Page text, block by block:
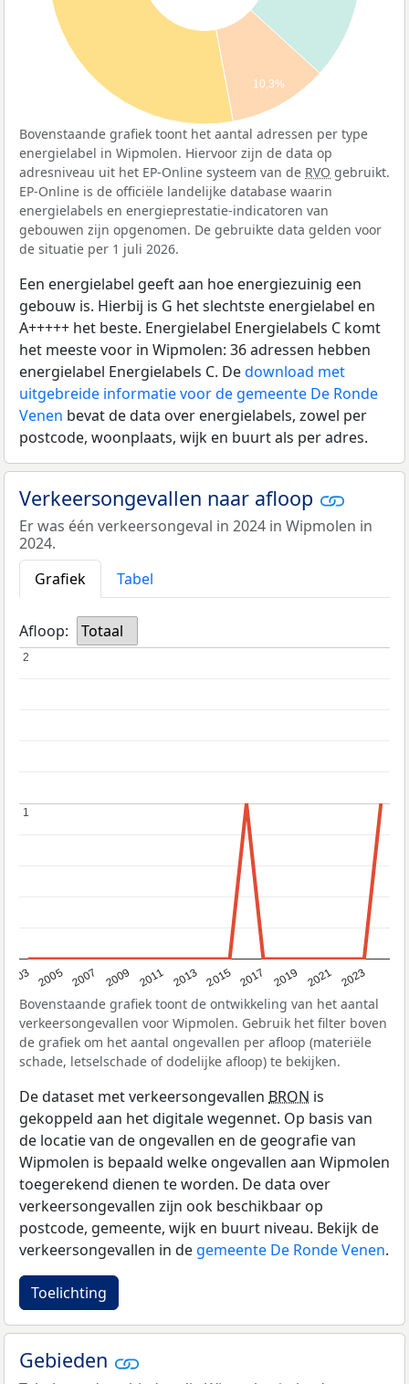
10,3%
Bovenstaande grafiek toont het aantal adressen per type
energielabel in Wipmolen. Hiervoor zijn de data op
adresniveau uit het EP-Online systeem van de RVO gebruikt.
EP-Online is de officiële landelijke database waarin
energielabels en energieprestatie-indicatoren van
gebouwen zijn opgenomen. De gebruikte data gelden voor
de situatie per 1 juli 2026.
Een energielabel geeft aan hoe energiezuinig een
gebouw is. Hierbij is G het slechtste energielabel en
A+++++ het beste. Energielabel Energielabels C komt
het meeste voor in Wipmolen: 36 adressen hebben
energielabel Energielabels C. Dedownload met
uitgebreide informatie voor de gemeente De Ronde
Venen bevat de data over energielabels, zowel per
postcode, woonplaats, wijk en buurt als per adres.
Verkeersongevallen naar afloop
Er was één verkeersongeval in 2024 in Wipmolen in
2024.
Grafiek
Tabel
Afloop: Totaal
2003 2005 2007 2009 2011 2013 2015 2017 2019 2021 2023
1
1
2
2
Bovenstaande grafiek toont de ontwikkeling van het aantal
verkeersongevallen voor Wipmolen. Gebruik het filter boven
de grafiek om het aantal ongevallen per afloop (materiële
schade, letselschade of dodelijke afloop) te bekijken.
De dataset met verkeersongevallen BRON is
gekoppeld aan het digitale wegennet. Op basis van
de locatie van de ongevallen en de geografie van
Wipmolen is bepaald welke ongevallen aan Wipmolen
toegerekend dienen te worden. De data over
verkeersongevallen zijn ook beschikbaar op
postcode, gemeente, wijk en buurt niveau. Bekijk de
verkeersongevallen in de gemeente De Ronde Venen.
Toelichting
Gebieden